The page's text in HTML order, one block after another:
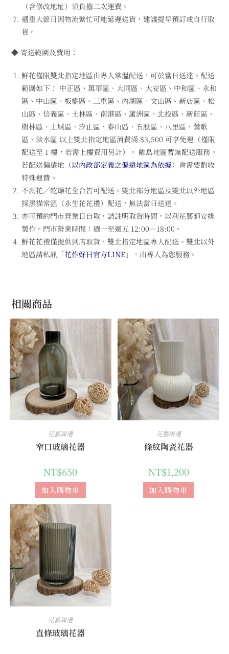
（含修改地址）須負擔二次運費。
遇重大節日因物流繁忙可能延遲送貨，建議提早預訂或自行取
貨。
◆ 寄送範圍及費用：
鮮花僅限雙北指定地區由專人常溫配送，可於當日送達。配送
範圍如下： 中正區、萬華區、大同區、大安區、中和區、永和
區、中山區、板橋區、三重區、內湖區、文山區、新店區、松
山區、信義區、士林區、南港區、蘆洲區、北投區、新莊區、
樹林區、土城區、汐止區、泰山區、五股區、八里區、鶯歌
區、淡水區 以上雙北指定地區消費滿 $3,500 可享免運（僅限
配送至 1 樓，若需上樓費用另計）。 離島地區暫無配送服務。
若配送偏遠地（以內政部定義之偏遠地區為依據）會需要酌收
特殊運費。
不凋花／乾燥花全台皆可配送。雙北部分地區及雙北以外地區
採黑貓常溫（永生花花禮）配送，無法當日送達。
亦可預約門市營業日自取，請註明取貨時間，以利花藝師安排
製作。門市營業時間：週一至週五 12:00－18:00。
鮮花花禮僅提供到店取貨、雙北指定地區專人配送。雙北以外
地區請私訊「花作好日官方LINE 」，由專人為您服務。
相關商品
花藝周邊
窄口玻璃花器
NT$650
加入購物車
花藝周邊
條紋陶瓷花器
NT$1,200
加入購物車
花藝周邊
直條玻璃花器